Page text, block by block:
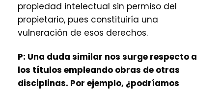
propiedad intelectual sin permiso del
propietario, pues constituiría una
vulneración de esos derechos.
P: Una duda similar nos surge respecto a
los títulos empleando obras de otras
disciplinas. Por ejemplo, ¿podríamos